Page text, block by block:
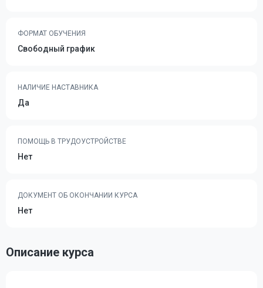
ФОРМАТ ОБУЧЕНИЯ
Свободный график
НАЛИЧИЕ НАСТАВНИКА
Да
ПОМОЩЬ В ТРУДОУСТРОЙСТВЕ
Нет
ДОКУМЕНТ ОБ ОКОНЧАНИИ КУРСА
Нет
Описание курса